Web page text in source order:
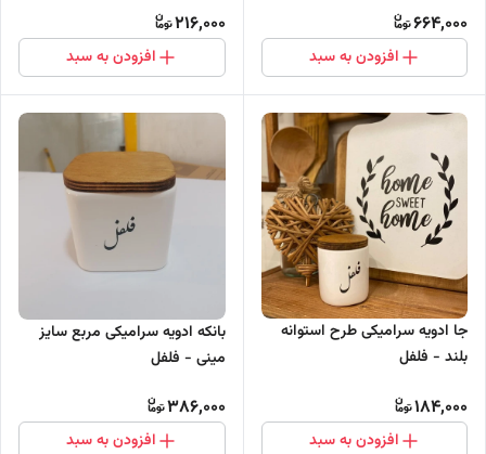
664,000
افزودن به سبد
216,000
افزودن به سبد
جا ادویه سرامیکی طرح استوانه
بلند - فلفل
184,000
افزودن به سبد
بانکه ادویه سرامیکی مربع سایز
مینی - فلفل
386,000
افزودن به سبد